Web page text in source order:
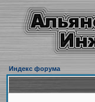
Индекс форума